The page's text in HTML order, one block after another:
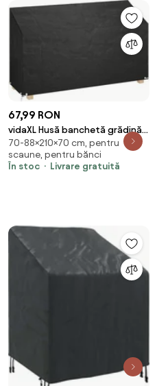
67,99 RON
vidaXL Husă banchetă grădină,
12 ocheți, 210x70x70/88 cm,
polietilenă
70-88×210×70 cm, pentru
scaune, pentru bănci
În stoc
Livrare gratuită